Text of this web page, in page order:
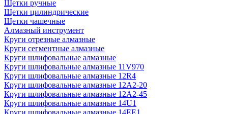
Щетки ручные
Щетки цилиндрические
Щетки чашечные
Алмазный инструмент
Круги отрезные алмазные
Круги сегментные алмазные
Круги шлифовальные алмазные
Круги шлифовальные алмазные 11V970
Круги шлифовальные алмазные 12R4
Круги шлифовальные алмазные 12А2-20
Круги шлифовальные алмазные 12А2-45
Круги шлифовальные алмазные 14U1
Круги шлифовальные алмазные 14ЕЕ1